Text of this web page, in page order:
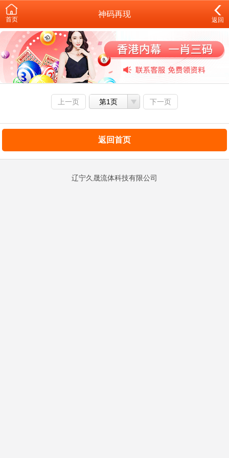
首页
神码再现
返回
上一页 第1页 下一页
返回首页
辽宁久晟流体科技有限公司